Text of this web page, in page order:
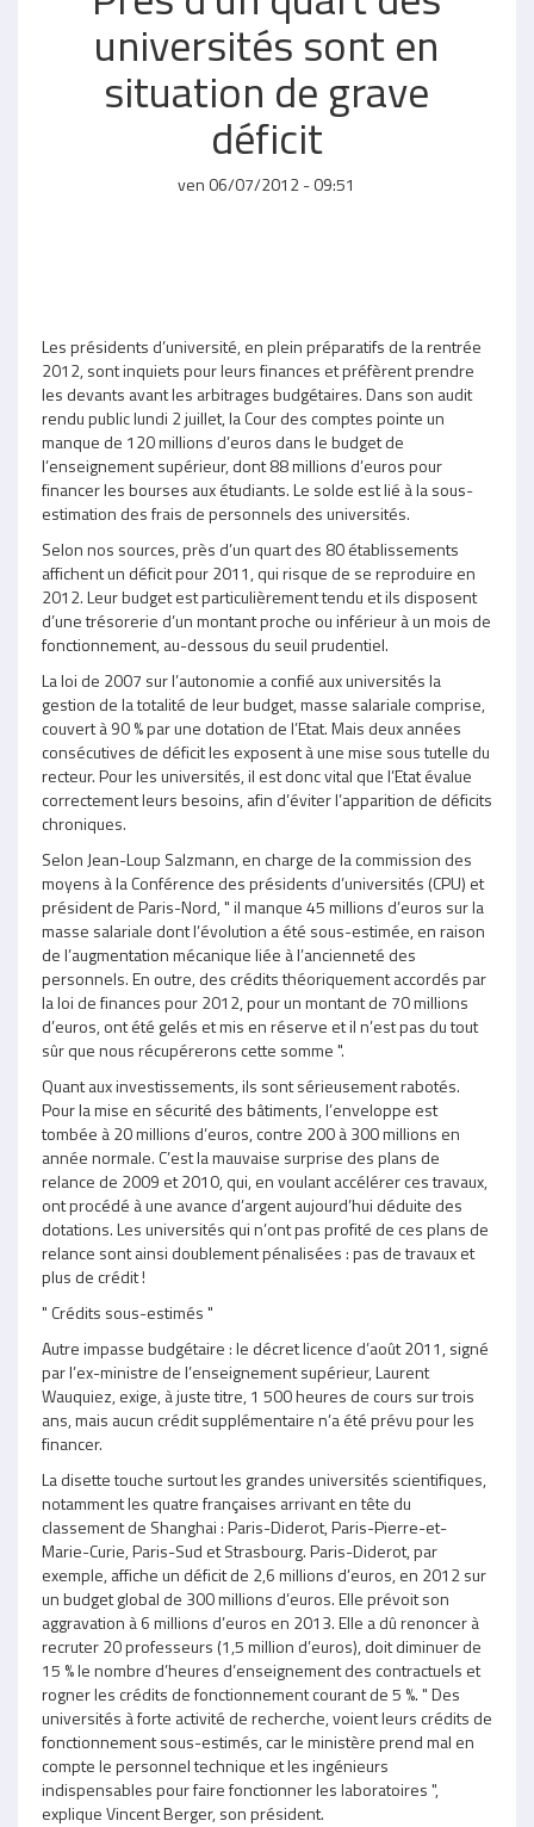
universités sont en
situation de grave
déficit
ven 06/07/2012 - 09:51
Les présidents d’université, en plein préparatifs de la rentrée
2012, sont inquiets pour leurs finances et préfèrent prendre
les devants avant les arbitrages budgétaires. Dans son audit
rendu public lundi 2 juillet, la Cour des comptes pointe un
manque de 120 millions d’euros dans le budget de
l’enseignement supérieur, dont 88 millions d’euros pour
financer les bourses aux étudiants. Le solde est lié à la sous-
estimation des frais de personnels des universités.
Selon nos sources, près d’un quart des 80 établissements
affichent un déficit pour 2011, qui risque de se reproduire en
2012. Leur budget est particulièrement tendu et ils disposent
d’une trésorerie d’un montant proche ou inférieur à un mois de
fonctionnement, au-dessous du seuil prudentiel.
La loi de 2007 sur l’autonomie a confié aux universités la
gestion de la totalité de leur budget, masse salariale comprise,
couvert à 90 % par une dotation de l’Etat. Mais deux années
consécutives de déficit les exposent à une mise sous tutelle du
recteur. Pour les universités, il est donc vital que l’Etat évalue
correctement leurs besoins, afin d’éviter l’apparition de déficits
chroniques.
Selon Jean-Loup Salzmann, en charge de la commission des
moyens à la Conférence des présidents d’universités (CPU) et
président de Paris-Nord, " il manque 45 millions d’euros sur la
masse salariale dont l’évolution a été sous-estimée, en raison
de l’augmentation mécanique liée à l’ancienneté des
personnels. En outre, des crédits théoriquement accordés par
la loi de finances pour 2012, pour un montant de 70 millions
d’euros, ont été gelés et mis en réserve et il n’est pas du tout
sûr que nous récupérerons cette somme ".
Quant aux investissements, ils sont sérieusement rabotés.
Pour la mise en sécurité des bâtiments, l’enveloppe est
tombée à 20 millions d’euros, contre 200 à 300 millions en
année normale. C’est la mauvaise surprise des plans de
relance de 2009 et 2010, qui, en voulant accélérer ces travaux,
ont procédé à une avance d’argent aujourd’hui déduite des
dotations. Les universités qui n’ont pas profité de ces plans de
relance sont ainsi doublement pénalisées : pas de travaux et
plus de crédit !
" Crédits sous-estimés "
Autre impasse budgétaire : le décret licence d’août 2011, signé
par l’ex-ministre de l’enseignement supérieur, Laurent
Wauquiez, exige, à juste titre, 1 500 heures de cours sur trois
ans, mais aucun crédit supplémentaire n’a été prévu pour les
financer.
La disette touche surtout les grandes universités scientifiques,
notamment les quatre françaises arrivant en tête du
classement de Shanghai : Paris-Diderot, Paris-Pierre-et-
Marie-Curie, Paris-Sud et Strasbourg. Paris-Diderot, par
exemple, affiche un déficit de 2,6 millions d’euros, en 2012 sur
un budget global de 300 millions d’euros. Elle prévoit son
aggravation à 6 millions d’euros en 2013. Elle a dû renoncer à
recruter 20 professeurs (1,5 million d’euros), doit diminuer de
15 % le nombre d’heures d’enseignement des contractuels et
rogner les crédits de fonctionnement courant de 5 %. " Des
universités à forte activité de recherche, voient leurs crédits de
fonctionnement sous-estimés, car le ministère prend mal en
compte le personnel technique et les ingénieurs
indispensables pour faire fonctionner les laboratoires ",
explique Vincent Berger, son président.